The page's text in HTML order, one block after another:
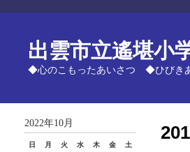
出雲市立遙堪小
◆心のこもったあいさつ ◆ひびき
2022年10月
日 月 火 水 木 金
土